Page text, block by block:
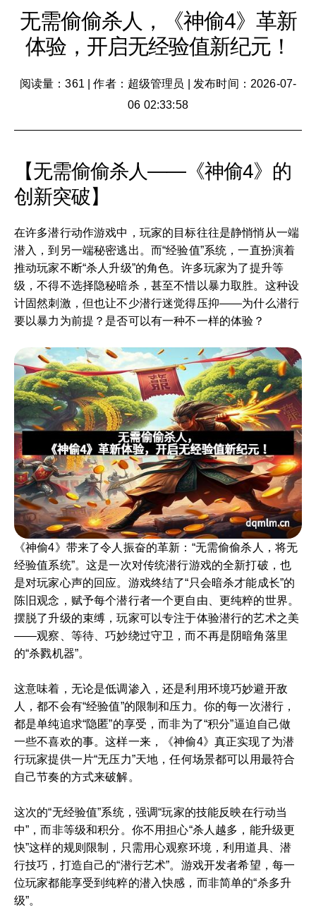
无需偷偷杀人，《神偷4》革新
体验，开启无经验值新纪元！
阅读量：361 |作者：超级管理员
发布时间：2026-07-
06 02:33:58
【无需偷偷杀人——《神偷4》的
创新突破】
在许多潜行动作游戏中，玩家的目标往往是静悄悄从一端
潜入，到另一端秘密逃出。而“经验值”系统，一直扮演着
推动玩家不断“杀人升级”的角色。许多玩家为了提升等
级，不得不选择隐秘暗杀，甚至不惜以暴力取胜。这种设
计固然刺激，但也让不少潜行迷觉得压抑——为什么潜行
要以暴力为前提？是否可以有一种不一样的体验？
《神偷4》带来了令人振奋的革新：“无需偷偷杀人，将无
经验值系统”。这是一次对传统潜行游戏的全新打破，也
是对玩家心声的回应。游戏终结了“只会暗杀才能成长”的
陈旧观念，赋予每个潜行者一个更自由、更纯粹的世界。
摆脱了升级的束缚，玩家可以专注于体验潜行的艺术之美
——观察、等待、巧妙绕过守卫，而不再是阴暗角落里
的“杀戮机器”。
这意味着，无论是低调渗入，还是利用环境巧妙避开敌
人，都不会有“经验值”的限制和压力。你的每一次潜行，
都是单纯追求“隐匿”的享受，而非为了“积分”逼迫自己做
一些不喜欢的事。这样一来，《神偷4》真正实现了为潜
行玩家提供一片“无压力”天地，任何场景都可以用最符合
自己节奏的方式来破解。
这次的“无经验值”系统，强调“玩家的技能反映在行动当
中”，而非等级和积分。你不用担心“杀人越多，能升级更
快”这样的规则限制，只需用心观察环境，利用道具、潜
行技巧，打造自己的“潜行艺术”。游戏开发者希望，每一
位玩家都能享受到纯粹的潜入快感，而非简单的“杀多升
级”。